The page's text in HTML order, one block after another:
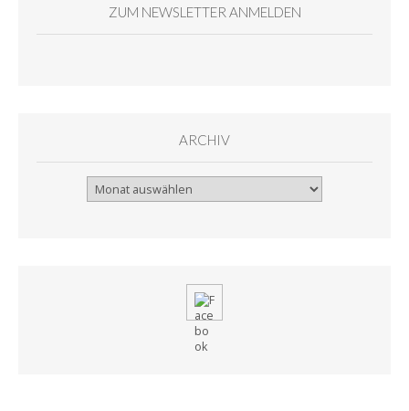
ZUM NEWSLETTER ANMELDEN
ARCHIV
Archiv